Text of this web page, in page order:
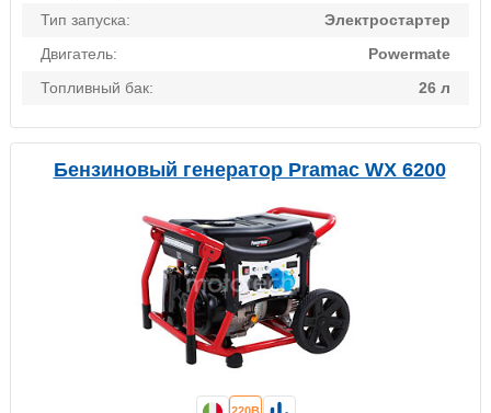
Тип запуска:
Электростартер
Двигатель:
Powermate
Топливный бак:
26 л
Бензиновый генератор Pramac WX 6200